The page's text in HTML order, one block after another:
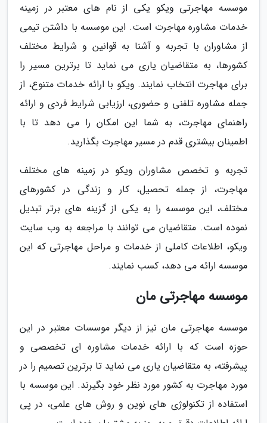
موسسه مهاجرتی ویکو یکی از نام های معتبر در زمینه
خدمات مشاوره مهاجرت است. این موسسه با داشتن تیمی
از مشاوران با تجربه و آشنا به قوانین و شرایط مختلف
کشورها، به متقاضیان یاری می نماید تا برترین مسیر را
برای مهاجرت انتخاب نمایند. ویکو با ارائه خدمات متنوع، از
جمله مشاوره تلفنی و حضوری، ارزیابی شرایط فردی و ارائه
راهنمای مهاجرت، به شما این امکان را می دهد تا با
اطمینان بیشتری قدم در مسیر مهاجرت بگذارید.
تجربه و تخصص مشاوران ویکو در زمینه های مختلف
مهاجرت، از جمله تحصیل، کار و زندگی در کشورهای
مختلف، این موسسه را به یکی از گزینه های برتر تبدیل
نموده است. متقاضیان می توانند با مراجعه به وب سایت
ویکو، اطلاعات کاملی از خدمات و مراحل مهاجرتی که این
موسسه ارائه می دهد، کسب نمایند.
موسسه مهاجرتی مان
موسسه مهاجرتی مان نیز از دیگر موسسات معتبر در این
حوزه است که با ارائه خدمات مشاوره ای تخصصی و
پیشرفته، به متقاضیان یاری می نماید تا برترین تصمیم را در
مورد مهاجرت به کشور مورد نظر خود بگیرند. این موسسه با
استفاده از تکنولوژی های نوین و روش های علمی، در پی